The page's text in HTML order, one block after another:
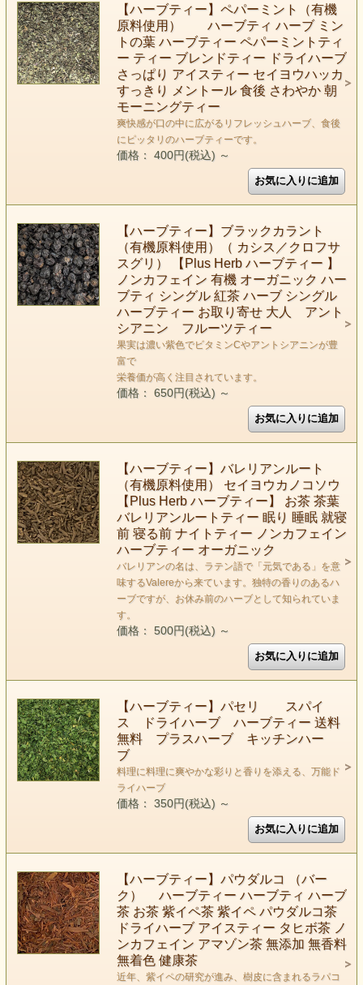
【ハーブティー】ペパーミント（有機
原料使用） ハーブティ ハーブ ミン
トの葉 ハーブティー ペパーミントティ
ー ティー ブレンドティー ドライハーブ
さっぱり アイスティー セイヨウハッカ
すっきり メントール 食後 さわやか 朝
モーニングティー
爽快感が口の中に広がるリフレッシュハーブ、食後
にピッタリのハーブティーです。
価格： 400円(税込) ～
【ハーブティー】ブラックカラント
（有機原料使用）（ カシス／クロフサ
スグリ） 【Plus Herb ハーブティー 】
ノンカフェイン 有機 オーガニック ハー
ブティ シングル 紅茶 ハーブ シングル
ハーブティー お取り寄せ 大人 アント
シアニン フルーツティー
果実は濃い紫色でビタミンCやアントシアニンが豊
富で
栄養価が高く注目されています。
価格： 650円(税込) ～
【ハーブティー】バレリアンルート
（有機原料使用） セイヨウカノコソウ
【Plus Herb ハーブティー】 お茶 茶葉
バレリアンルートティー 眠り 睡眠 就寝
前 寝る前 ナイトティー ノンカフェイン
ハーブティー オーガニック
バレリアンの名は、ラテン語で「元気である」を意
味するValereから来ています。独特の香りのあるハ
ーブですが、お休み前のハーブとして知られていま
す。
価格： 500円(税込) ～
【ハーブティー】パセリ スパイ
ス ドライハーブ ハーブティー 送料
無料 プラスハーブ キッチンハー
ブ
料理に料理に爽やかな彩りと香りを添える、万能ド
ライハーブ
価格： 350円(税込) ～
【ハーブティー】パウダルコ （バー
ク） ハーブティー ハーブティ ハーブ
茶 お茶 紫イペ茶 紫イペ パウダルコ茶
ドライハーブ アイスティー タヒボ茶 ノ
ンカフェイン アマゾン茶 無添加 無香料
無着色 健康茶
近年、紫イペの研究が進み、樹皮に含まれるラパコ